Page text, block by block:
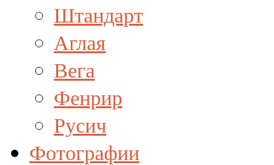
Штандарт
Аглая
Вега
Фенрир
Русич
Фотографии